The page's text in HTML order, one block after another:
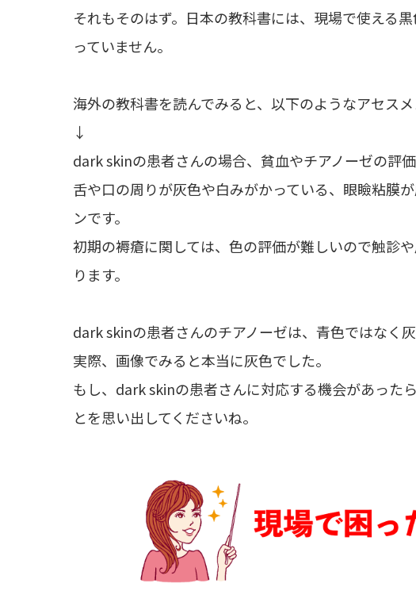
それもそのはず。日本の教科書には、現場で使える
っていません。
海外の教科書を読んでみると、以下のようなアセス
↓
dark skinの患者さんの場合、貧血やチアノーゼの評
舌や口の周りが灰色や白みがかっている、眼瞼粘膜
ンです。
初期の褥瘡に関しては、色の評価が難しいので触診
ります。
dark skinの患者さんのチアノーゼは、青色ではなく灰
実際、画像でみると本当に灰色でした。
もし、dark skinの患者さんに対応する機会があった
とを思い出してくださいね。